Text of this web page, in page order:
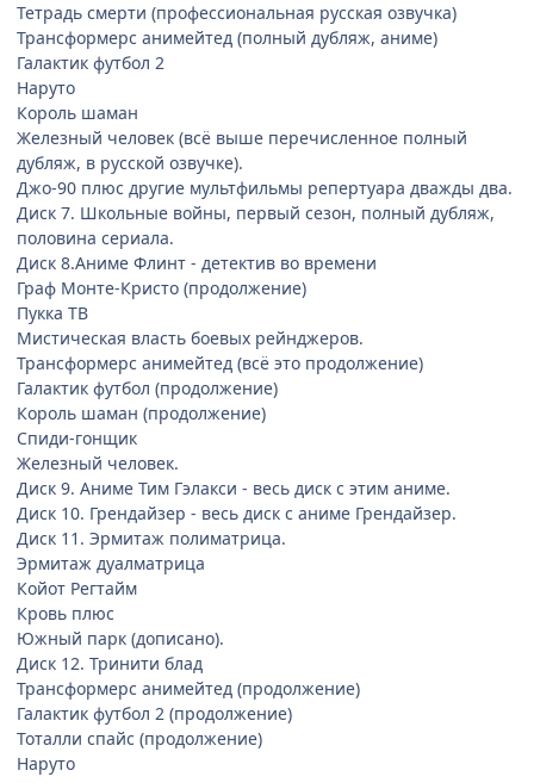
Тетрадь смерти (профессиональная русская озвучка)
Трансформерс анимейтед (полный дубляж, аниме)
Галактик футбол 2
Наруто
Король шаман
Железный человек (всё выше перечисленное полный
дубляж, в русской озвучке).
Джо-90 плюс другие мультфильмы репертуара дважды два.
Диск 7. Школьные войны, первый сезон, полный дубляж,
половина сериала.
Диск 8.Аниме Флинт - детектив во времени
Граф Монте-Кристо (продолжение)
Пукка ТВ
Мистическая власть боевых рейнджеров.
Трансформерс анимейтед (всё это продолжение)
Галактик футбол (продолжение)
Король шаман (продолжение)
Спиди-гонщик
Железный человек.
Диск 9. Аниме Тим Гэлакси - весь диск с этим аниме.
Диск 10. Грендайзер - весь диск с аниме Грендайзер.
Диск 11. Эрмитаж полиматрица.
Эрмитаж дуалматрица
Койот Регтайм
Кровь плюс
Южный парк (дописано).
Диск 12. Тринити блад
Трансформерс анимейтед (продолжение)
Галактик футбол 2 (продолжение)
Тоталли спайс (продолжение)
Наруто